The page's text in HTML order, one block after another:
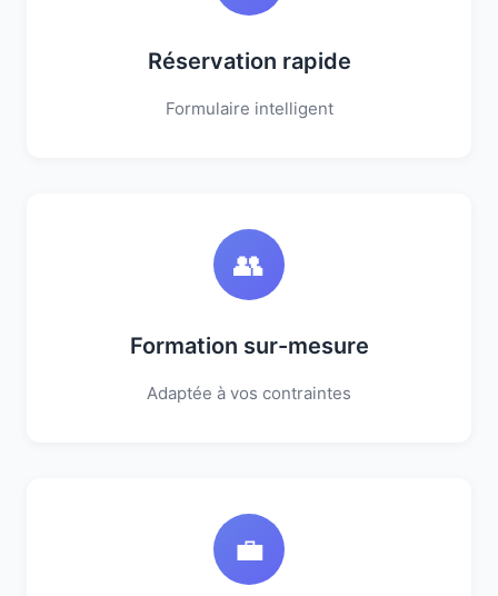
Réservation rapide
Formulaire intelligent
👥
Formation sur-mesure
Adaptée à vos contraintes
💼